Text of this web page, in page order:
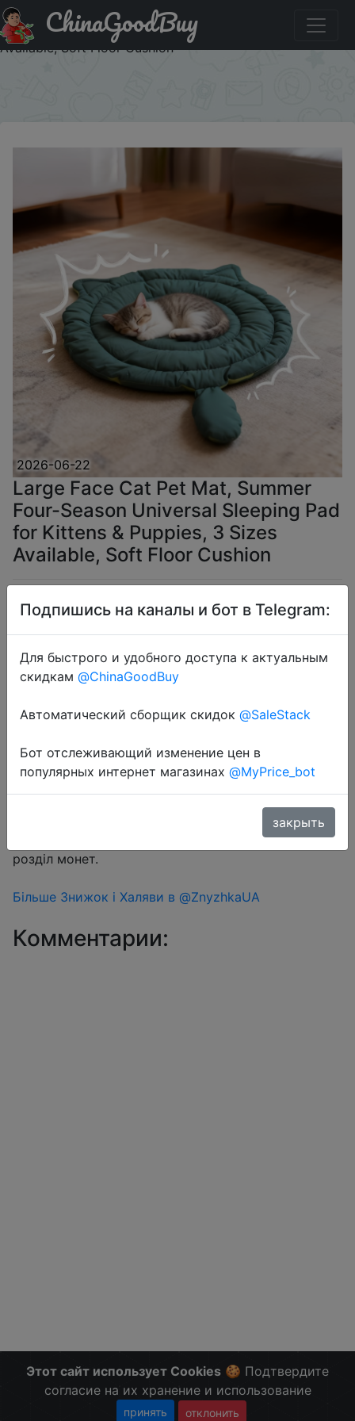
Акция на: Large Face Cat Pet Mat, Summer Four-Season
Universal Sleeping Pad for Kittens & Puppies, 3 Sizes
Available, Soft Floor Cushion
ChinaGoodBuy
2026-06-22
Large Face Cat Pet Mat, Summer
Four-Season Universal Sleeping Pad
for Kittens & Puppies, 3 Sizes
Available, Soft Floor Cushion
$2.05
Coins
Перейти в магазин
Знижка монетками 298-406 Coins у додатку через
розділ монет.
Більше Знижок і Халяви в @ZnyzhkaUA
Комментарии:
Этот сайт использует Cookies 🍪 Подтвердите
согласие на их хранение и использование
принять отклонить
Подпишись на каналы и бот в Telegram:
Для быстрого и удобного доступа к актуальным
скидкам @ChinaGoodBuy
Автоматический сборщик скидок @SaleStack
Бот отслеживающий изменение цен в
популярных интернет магазинах @MyPrice_bot
закрыть